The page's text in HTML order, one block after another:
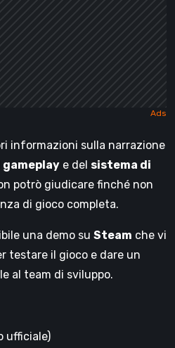
informazioni sulla narrazione
gameplay e del sistema di
potrò giudicare finché non
di gioco completa.
una demo su Steam che vi
testare il gioco e dare un
al team di sviluppo.
ufficiale)